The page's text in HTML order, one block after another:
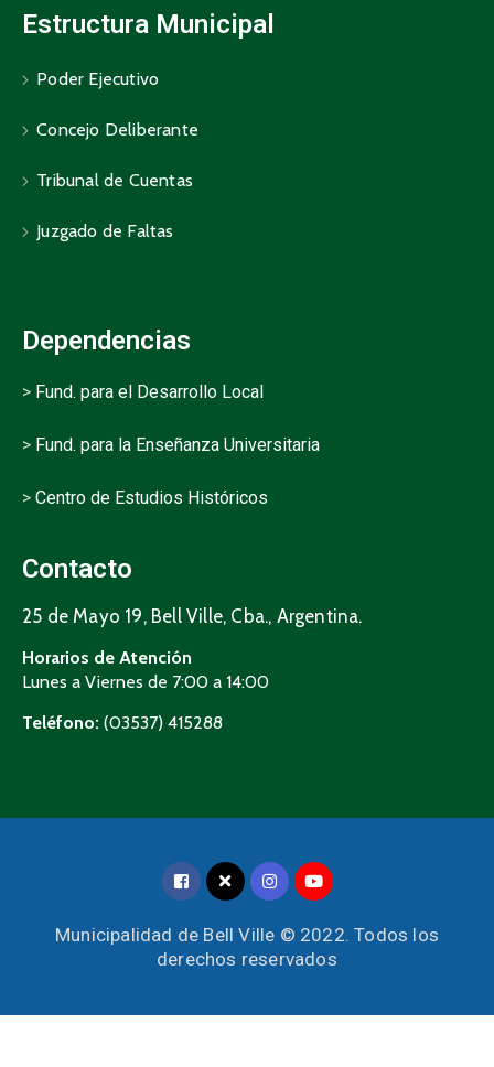
Estructura Municipal
Poder Ejecutivo
Concejo Deliberante
Tribunal de Cuentas
Juzgado de Faltas
Dependencias
> Fund. para el Desarrollo Local
> Fund. para la Enseñanza Universitaria
> Centro de Estudios Históricos
Contacto
25 de Mayo 19, Bell Ville, Cba., Argentina.
Horarios de Atención
Lunes a Viernes de 7:00 a 14:00
Teléfono: (03537) 415288
Municipalidad de Bell Ville © 2022. Todos los
derechos reservados